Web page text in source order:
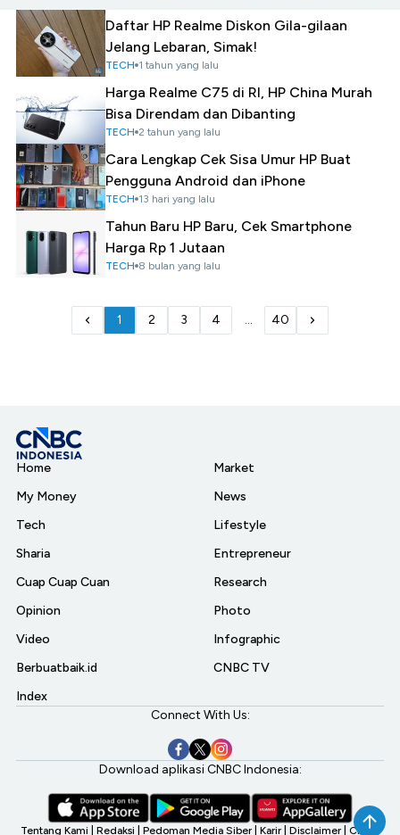
Daftar HP Realme Diskon Gila-gilaan
Jelang Lebaran, Simak!
TECH 1 tahun yang lalu
Harga Realme C75 di RI, HP China Murah
Bisa Direndam dan Dibanting
TECH 2 tahun yang lalu
Cara Lengkap Cek Sisa Umur HP Buat
Pengguna Android dan iPhone
TECH 13 hari yang lalu
Tahun Baru HP Baru, Cek Smartphone
Harga Rp 1 Jutaan
TECH 8 bulan yang lalu
1 2 3 4 ... 40
Home
My Money
Tech
Sharia
Cuap Cuap Cuan
Opinion
Video
Berbuatbaik.id
Index
Market
News
Lifestyle
Entrepreneur
Research
Photo
Infographic
CNBC TV
Connect With Us:
Download aplikasi CNBC Indonesia:
Tentang Kami Redaksi Pedoman Media Siber Karir Disclaimer CNBC